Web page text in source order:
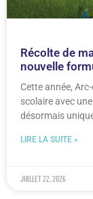
Récolte de
nouvelle
Cette année,
scolaire avec
désormais
LIRE LA SUITE »
juillet 22, 2026